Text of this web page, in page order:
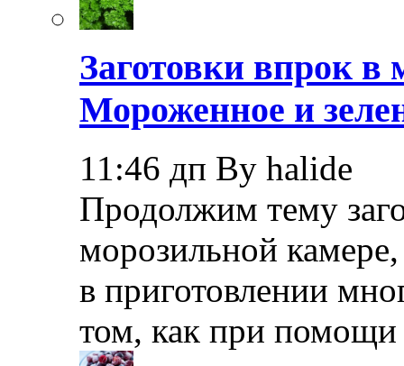
Заготовки впрок в
Мороженное и
11:46 дп By halide
Продолжим тему
морозильной
в приготовлении
том, как при помощи